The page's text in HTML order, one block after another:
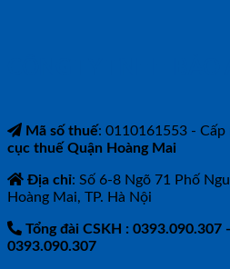
Mã số thuế: 0110161553 -
cục thuế Quận Hoàng Mai
Địa chỉ: Số 6-8 Ngõ 71 Phố
Hoàng Mai, TP. Hà Nội
Tổng đài CSKH : 0393.090.307
0393.090.307